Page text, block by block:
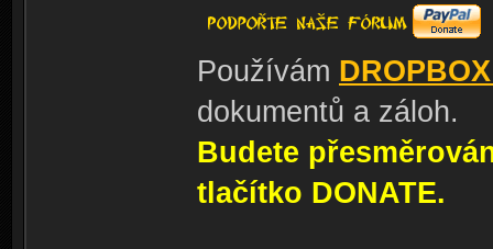
Používám
dokumentů a záloh.
Budete
tlačítko DONATE.